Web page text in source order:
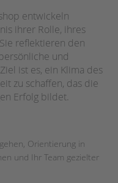
entwickeln
ihrer Rolle, ihres
reflektieren den
und
ist es, ein Klima des
zu schaffen, das die
Erfolg bildet.
Orientierung in
und Ihr Team gezielter